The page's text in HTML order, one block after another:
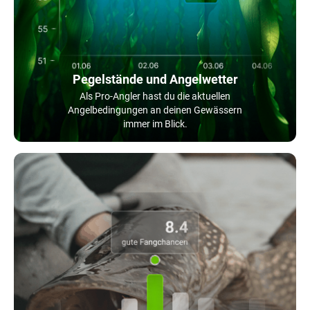
Pegelstände und Angelwetter
Als Pro-Angler hast du die aktuellen
Angelbedingungen an deinen Gewässern
immer im Blick.